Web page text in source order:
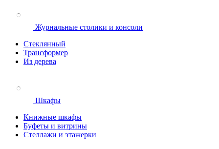
Журнальные столики и консоли
Стеклянный
Трансформер
Из дерева
Шкафы
Книжные шкафы
Буфеты и витрины
Стеллажи и этажерки